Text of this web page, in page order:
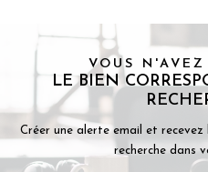
VOUS N'AVEZ
LE BIEN
Créer une alerte email et
recherche dans